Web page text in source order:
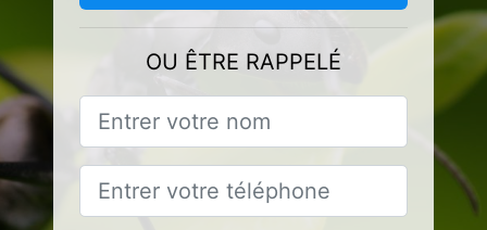
OU ÊTRE RAPPELÉ